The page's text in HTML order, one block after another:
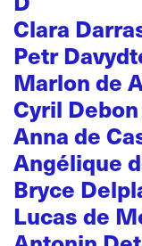
Clara
Petr
Marlon de
Cyril Debon
Anna de
Angélique
Bryce
Lucas de